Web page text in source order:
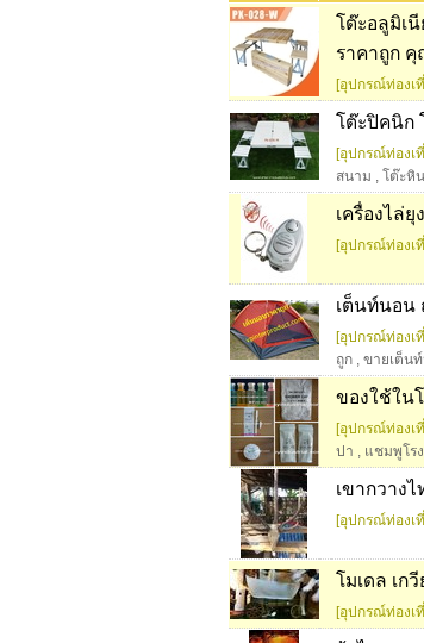
โต๊ะอลูมิเ
ราคาถูก
[อุปกรณ์ท่องเ
โต๊ะปิคนิก
[อุปกรณ์ท่องเ
สนาม , โต๊ะหิ
เครื่องไล่
[อุปกรณ์ท่องเ
เต็นท์นอน
[อุปกรณ์ท่องเ
ถูก , ขายเต็น
ของใช้ใน
[อุปกรณ์ท่องเ
ปา , แชมพูโร
เขากวาง
[อุปกรณ์ท่องเ
โมเดล เก
[อุปกรณ์ท่องเ